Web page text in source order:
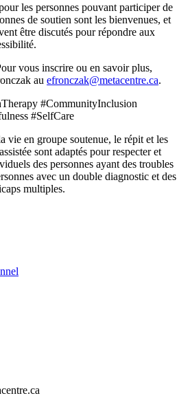
les personnes pouvant participer de
de soutien sont les bienvenues, et
être discutés pour répondre aux
vous inscrire ou en savoir plus,
au efronczak@metacentre.ca.
#CommunityInclusion
#SelfCare
vie en groupe soutenue, le répit et les
sont adaptés pour respecter et
des personnes ayant des troubles
avec un double diagnostic et des
multiples.